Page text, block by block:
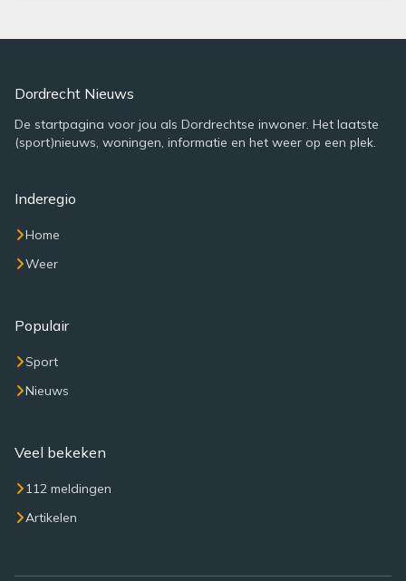
Dordrecht Nieuws
De startpagina voor jou als Dordrechtse inwoner. Het laatste
(sport)nieuws, woningen, informatie en het weer op een plek.
Inderegio
Home
Weer
Populair
Sport
Nieuws
Veel bekeken
112 meldingen
Artikelen